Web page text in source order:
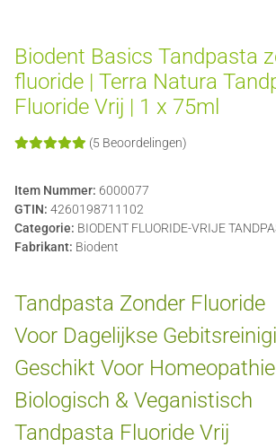
Biodent Basics Tandpasta
fluoride | Terra Natura
Fluoride Vrij | 1 x 75ml
(5 Beoordelingen)
Item Nummer: 6000077
GTIN: 4260198711102
Categorie: BIODENT FLUORIDE-VRIJE
Fabrikant: Biodent
Tandpasta Zonder Fluoride
Voor Dagelijkse
Geschikt Voor Homeopathie
Biologisch & Veganistisch
Tandpasta Fluoride Vrij